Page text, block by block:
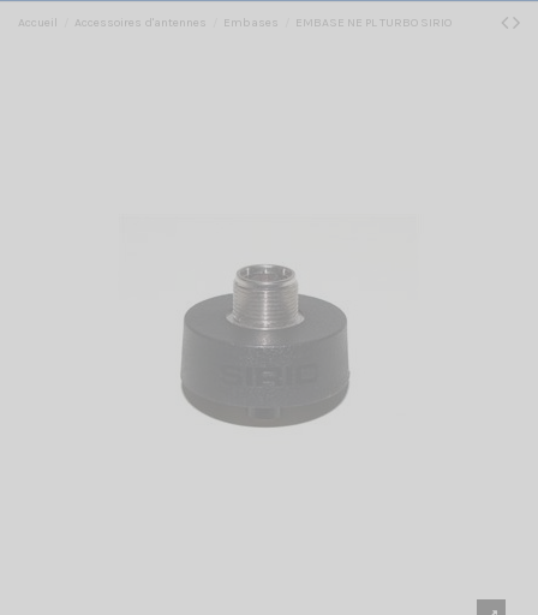
Accueil Accessoires d'antennes Embases EMBASE NE PL TURBO SIRIO